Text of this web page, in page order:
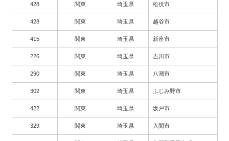
428 関東 埼玉県 松伏市
428 関東 埼玉県 越谷市
415 関東 埼玉県 新座市
226 関東 埼玉県 吉川市
290 関東 埼玉県 八潮市
302 関東 埼玉県 ふじみ野市
422 関東 埼玉県 坂戸市
329 関東 埼玉県 入間市